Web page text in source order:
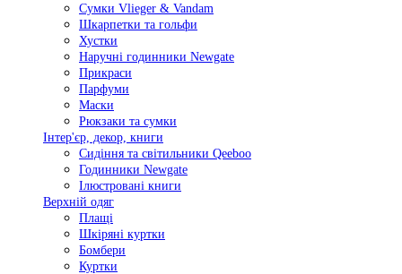
Сумки Vlieger & Vandam
Шкарпетки та гольфи
Хустки
Наручні годинники Newgate
Прикраси
Парфуми
Маски
Рюкзаки та сумки
Інтер'єр, декор, книги
Сидіння та світильники Qeeboo
Годинники Newgate
Ілюстровані книги
Верхній одяг
Плащі
Шкіряні куртки
Бомбери
Куртки